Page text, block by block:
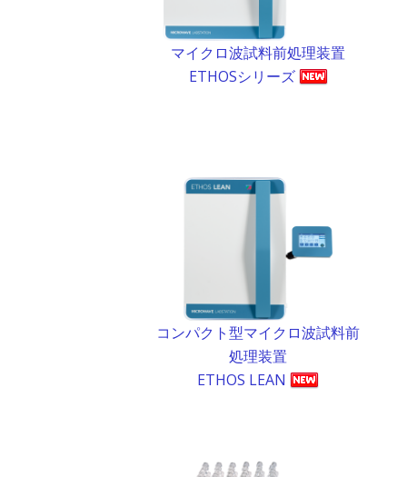
マイクロ波試料前処理装置
ETHOSシリーズ
コンパクト型マイクロ波試料前
処理装置
ETHOS LEAN